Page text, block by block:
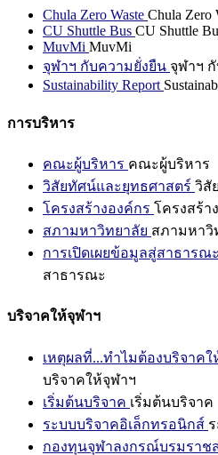
Chula Zero Waste Chula Zero
CU Shuttle Bus CU Shuttle
MuvMi MuvMi
จุฬาฯ กับความยั่งยืน จุฬาฯ
Sustainability Report
การบริหาร
คณะผู้บริหาร คณะผู้บริหาร
วิสัยทัศน์และยุทธศาสตร์ วิสั
โครงสร้างองค์กร โครงสร้า
สภามหาวิทยาลัย สภามหาวิ
การเปิดเผยข้อมูลสู่สาธารณะ
สาธารณะ
บริจาคให้จุฬาฯ
เหตุผลที่...ทำไมต้องบริจาคใ
บริจาคให้จุฬาฯ
เริ่มต้นบริจาค เริ่มต้นบริจาค
ระบบบริจาคอิเล็กทรอนิกส์
กองทุนจุฬาลงกรณ์บรมราช